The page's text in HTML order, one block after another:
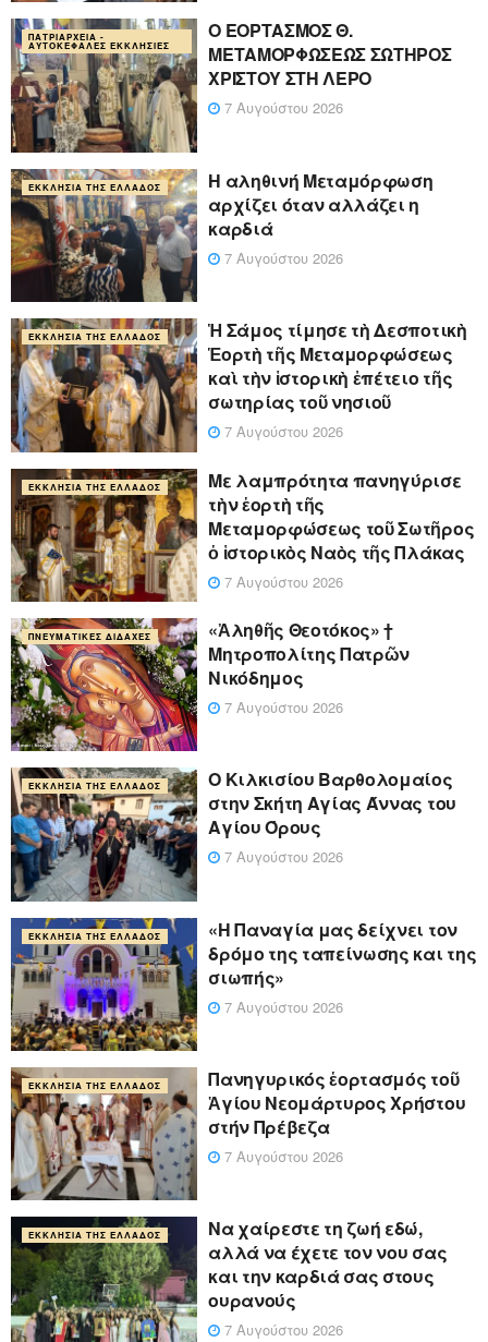
ΠΑΤΡΙΑΡΧΕΊΑ -
ΑΥΤΟΚΈΦΑΛΕΣ ΕΚΚΛΗΣΊΕΣ
Ο ΕΟΡΤΑΣΜΟΣ Θ.
ΜΕΤΑΜΟΡΦΩΣΕΩΣ ΣΩΤΗΡΟΣ
ΧΡΙΣΤΟΥ ΣΤΗ ΛΕΡΟ
7 Αυγούστου 2026
ΕΚΚΛΗΣΊΑ ΤΗΣ ΕΛΛΆΔΟΣ
Η αληθινή Μεταμόρφωση
αρχίζει όταν αλλάζει η
καρδιά
7 Αυγούστου 2026
ΕΚΚΛΗΣΊΑ ΤΗΣ ΕΛΛΆΔΟΣ
Ἡ Σάμος τίμησε τὴ Δεσποτικὴ
Ἑορτὴ τῆς Μεταμορφώσεως
καὶ τὴν ἱστορικὴ ἐπέτειο τῆς
σωτηρίας τοῦ νησιοῦ
7 Αυγούστου 2026
ΕΚΚΛΗΣΊΑ ΤΗΣ ΕΛΛΆΔΟΣ
Με λαμπρότητα πανηγύρισε
τὴν ἑορτὴ τῆς
Μεταμορφώσεως τοῦ Σωτῆρος
ὁ ἱστορικὸς Ναὸς τῆς Πλάκας
7 Αυγούστου 2026
ΠΝΕΥΜΑΤΙΚΈΣ ΔΙΔΑΧΈΣ
«Ἀληθῆς Θεοτόκος» †
Μητροπολίτης Πατρῶν
Νικόδημος
7 Αυγούστου 2026
ΕΚΚΛΗΣΊΑ ΤΗΣ ΕΛΛΆΔΟΣ
Ο Κιλκισίου Βαρθολομαίος
στην Σκήτη Αγίας Άννας του
Αγίου Όρους
7 Αυγούστου 2026
ΕΚΚΛΗΣΊΑ ΤΗΣ ΕΛΛΆΔΟΣ
«Η Παναγία μας δείχνει τον
δρόμο της ταπείνωσης και της
σιωπής»
7 Αυγούστου 2026
ΕΚΚΛΗΣΊΑ ΤΗΣ ΕΛΛΆΔΟΣ
Πανηγυρικός ἑορτασμός τοῦ
Ἁγίου Νεομάρτυρος Χρήστου
στήν Πρέβεζα
7 Αυγούστου 2026
ΕΚΚΛΗΣΊΑ ΤΗΣ ΕΛΛΆΔΟΣ
Να χαίρεστε τη ζωή εδώ,
αλλά να έχετε τον νου σας
και την καρδιά σας στους
ουρανούς
7 Αυγούστου 2026